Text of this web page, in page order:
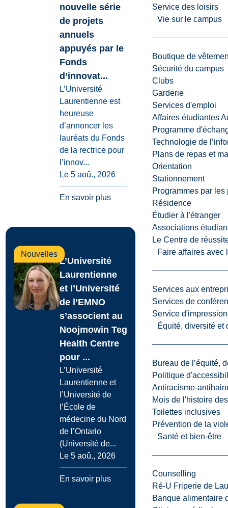
Service des loisirs
Vie sur le campus
Boutique de
Sécurité du campus
Clubs
Garderie
Services d'emploi
Affaires étudiantes
Programme
Technologie de
Plans de repas et
Orientation
Stationnement
Programmes par les
Résidence
Étudier à l'étranger
Associations
Le Centre de
Faire affaires avec
Services aux
Services de
Service d'impression
Équité, diversité et
Bureau de l’équité,
Politique
Antiracisme-
Mois de l'histoire
Toilettes inclusives
Prévention de la
Santé et bien-être
Counselling
Ré-U Friperie de
Banque alimentaire
nouvelle série
de projets
annuels
appuyés par le
Fonds
d’innovat...
L’Université
Laurentienne est
heureuse
d’annoncer les
lauréats du Fonds
de la rectrice pour
l’innov...
Le 5 aoû., 2026
En savoir plus
Nouvelles
L’Université
Laurentienne
et l’Université
de l’EMNO
s’associent au
Noojmowin Teg
Health Centre
pour ...
L’Université
Laurentienne et
l’Université de
l’École de
médecine du Nord
de l’Ontario
(Université de...
Le 5 aoû., 2026
En savoir plus